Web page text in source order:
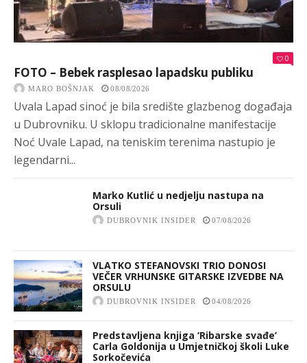
0
FOTO – Bebek rasplesao lapadsku publiku
MARO BOŠNJAK 08/08/2026
Uvala Lapad sinoć je bila središte glazbenog događaja
u Dubrovniku. U sklopu tradicionalne manifestacije
Noć Uvale Lapad, na teniskim terenima nastupio je
legendarni...
Marko Kutlić u nedjelju nastupa na
Orsuli
DUBROVNIK INSIDER 07/08/2026
VLATKO STEFANOVSKI TRIO DONOSI
VEČER VRHUNSKE GITARSKE IZVEDBE NA
ORSULU
DUBROVNIK INSIDER 04/08/2026
Predstavljena knjiga ‘Ribarske svađe’
Carla Goldonija u Umjetničkoj školi Luke
Sorkočevića